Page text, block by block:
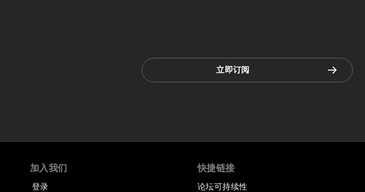
立即订阅
加入我们
登录
快捷链接
论坛可持续性